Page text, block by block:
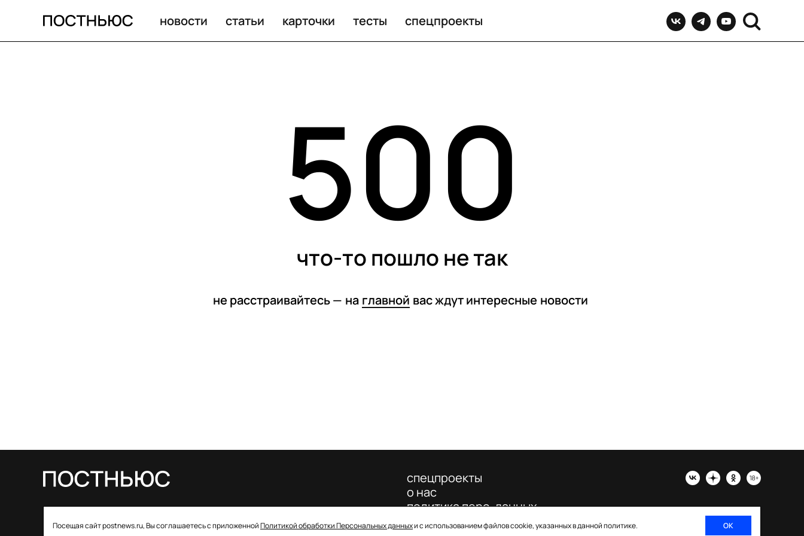
новости статьи карточки тесты спецпроекты
500
что-то пошло не так
не расстраивайтесь — на главной вас ждут интересные новости
Посещая сайт postnews.ru, Вы соглашаетесь с приложеннойПолитикой обработки Персональных данныхи с использованием файлов cookie, указанных в данной политике. ОК
о регистрации СМИ: ЭЛ № ФС 77–85757 от 22 августа
спецпроекты
о нас
политика перс. данных